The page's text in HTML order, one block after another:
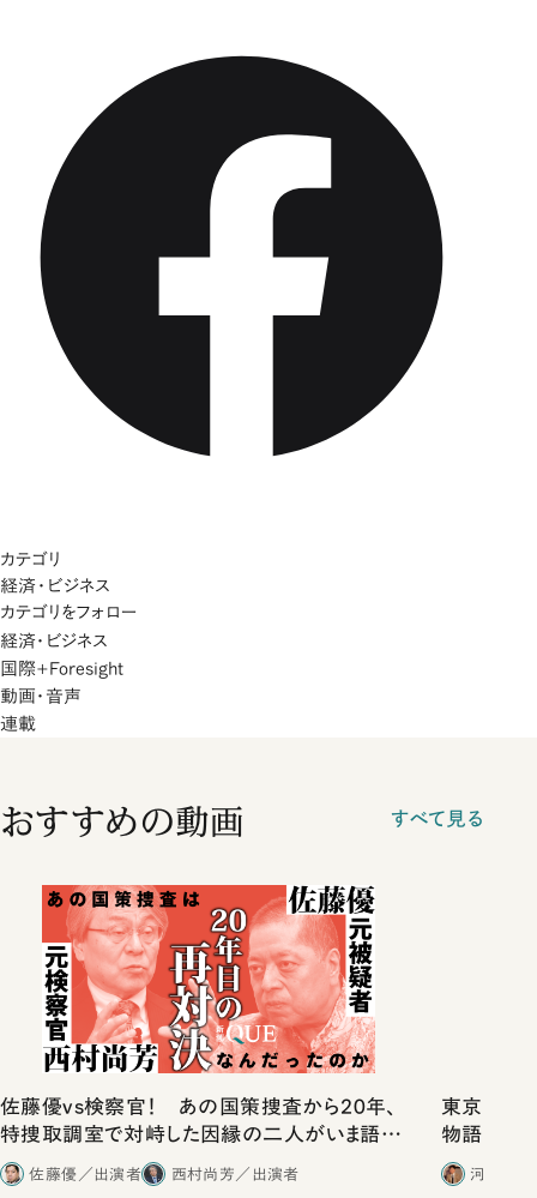
カテゴリ
経済・ビジネス
カテゴリをフォロー
経済・ビジネス
国際+Foresight
動画・音声
連載
おすすめの動画 すべて見る
佐藤優vs検察官！ あの国策捜査から20年、
特捜取調室で対峙した因縁の二人がいま語り
合ったこと
佐藤優／出演者 西村尚芳／出演者
東京は都
物語」に
河野有